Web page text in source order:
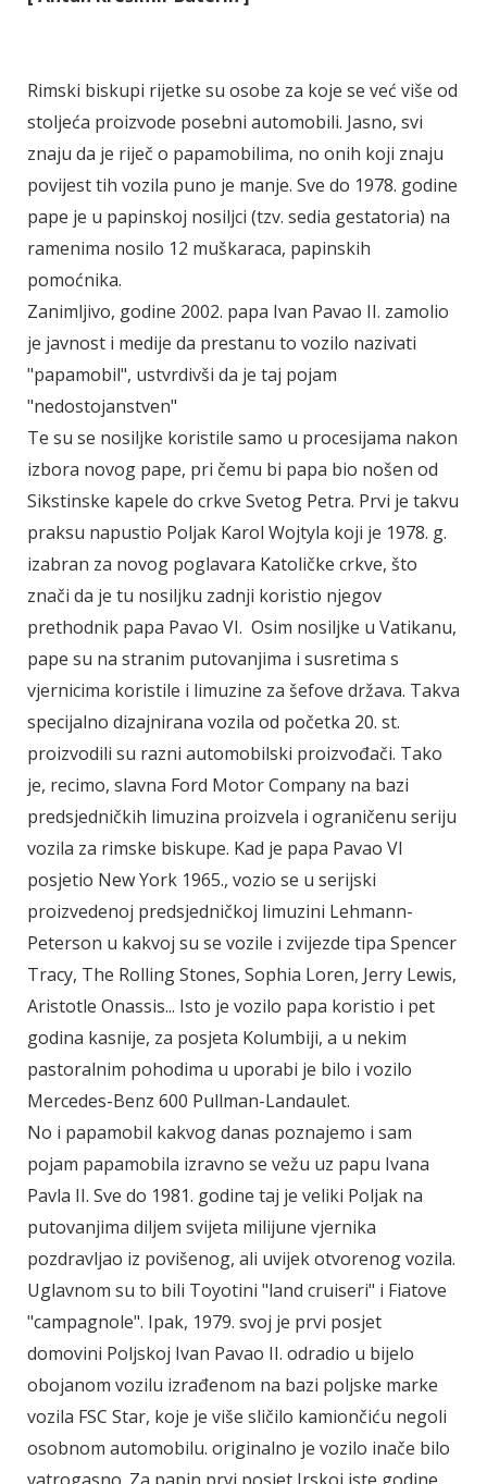
Rimski biskupi rijetke su osobe za koje se već više od
stoljeća proizvode posebni automobili. Jasno, svi
znaju da je riječ o papamobilima, no onih koji znaju
povijest tih vozila puno je manje. Sve do 1978. godine
pape je u papinskoj nosiljci (tzv. sedia gestatoria) na
ramenima nosilo 12 muškaraca, papinskih
pomoćnika.
Zanimljivo, godine 2002. papa Ivan Pavao II. zamolio
je javnost i medije da prestanu to vozilo nazivati
"papamobil", ustvrdivši da je taj pojam
"nedostojanstven"
Te su se nosiljke koristile samo u procesijama nakon
izbora novog pape, pri čemu bi papa bio nošen od
Sikstinske kapele do crkve Svetog Petra. Prvi je takvu
praksu napustio Poljak Karol Wojtyla koji je 1978. g.
izabran za novog poglavara Katoličke crkve, što
znači da je tu nosiljku zadnji koristio njegov
prethodnik papa Pavao VI. Osim nosiljke u Vatikanu,
pape su na stranim putovanjima i susretima s
vjernicima koristile i limuzine za šefove država. Takva
specijalno dizajnirana vozila od početka 20. st.
proizvodili su razni automobilski proizvođači. Tako
je, recimo, slavna Ford Motor Company na bazi
predsjedničkih limuzina proizvela i ograničenu seriju
vozila za rimske biskupe. Kad je papa Pavao VI
posjetio New York 1965., vozio se u serijski
proizvedenoj predsjedničkoj limuzini Lehmann-
Peterson u kakvoj su se vozile i zvijezde tipa Spencer
Tracy, The Rolling Stones, Sophia Loren, Jerry Lewis,
Aristotle Onassis... Isto je vozilo papa koristio i pet
godina kasnije, za posjeta Kolumbiji, a u nekim
pastoralnim pohodima u uporabi je bilo i vozilo
Mercedes-Benz 600 Pullman-Landaulet.
No i papamobil kakvog danas poznajemo i sam
pojam papamobila izravno se vežu uz papu Ivana
Pavla II. Sve do 1981. godine taj je veliki Poljak na
putovanjima diljem svijeta milijune vjernika
pozdravljao iz povišenog, ali uvijek otvorenog vozila.
Uglavnom su to bili Toyotini "land cruiseri" i Fiatove
"campagnole". Ipak, 1979. svoj je prvi posjet
domovini Poljskoj Ivan Pavao II. odradio u bijelo
obojanom vozilu izrađenom na bazi poljske marke
vozila FSC Star, koje je više sličilo kamiončiću negoli
osobnom automobilu. originalno je vozilo inače bilo